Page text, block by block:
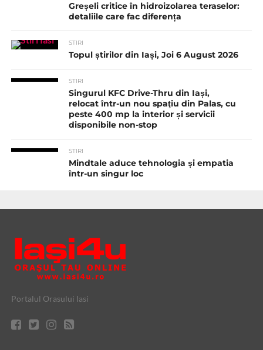
Greșeli critice în hidroizolarea teraselor:
detaliile care fac diferența
STIRI
Topul știrilor din Iași, Joi 6 August 2026
STIRI
Singurul KFC Drive-Thru din Iași,
relocat într-un nou spaţiu din Palas, cu
peste 400 mp la interior și servicii
disponibile non-stop
STIRI
Mindtale aduce tehnologia și empatia
într-un singur loc
Portalul Orasului Iasi